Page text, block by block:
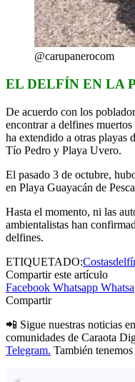
@carupanerocom
EL DELFÍN EN LA
De acuerdo con los
encontrar a delfines
ha extendido a otras playas
Tío Pedro y Playa Uvero.
El pasado 3 de octubre,
en Playa Guayacán de
Hasta el momento, ni las
ambientalistas han
delfines.
ETIQUETADO:Costas
Compartir este artículo
Facebook Whatsapp
Compartir
📲 Sigue nuestras noticias
comunidades de Caraota
Telegram. También